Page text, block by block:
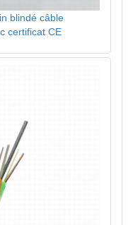
blindé câble
certificat CE